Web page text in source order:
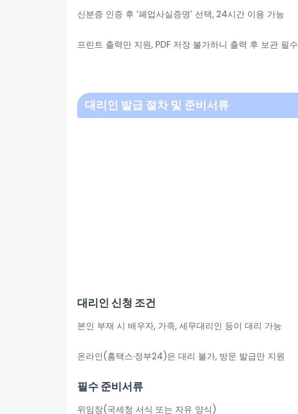
신분증 인증 후 ‘폐업사실증명’ 선택, 24시간 이용 가능
프린트 출력만 지원, PDF 저장 불가하니 출력 후 보관 필수
대리인 발급 절차 및 준비서류
대리인 신청 조건
본인 부재 시 배우자, 가족, 세무대리인 등이 대리 가능
온라인(홈택스·정부24)은 대리 불가, 방문 발급만 지원
필수 준비서류
위임장(국세청 서식 또는 자유 양식)